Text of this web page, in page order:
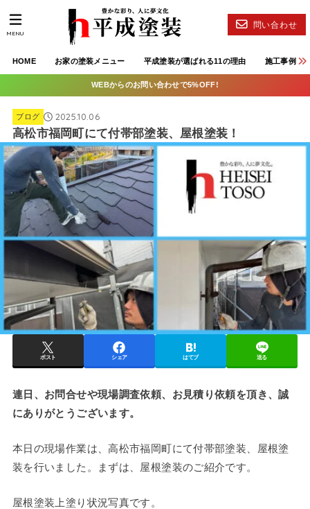
HOME お家の塗装メニュー 平成塗装が選ばれる11の理由 施工事例
問い合わせ
MENU
WEBからのお問い合わせで5%OFF!
ブログ 2025.10.06
高松市福岡町にて付帯部塗装、屋根塗装！
ポスト シェア はてブ 送る
連日、お問合せや現場調査依頼、お見積り依頼を頂き、誠
にありがとうございます。
本日の現場作業は、高松市福岡町にて付帯部塗装、屋根塗
装を行いました。まずは、屋根塗装のご紹介です。
屋根塗装上塗り状況写真です。